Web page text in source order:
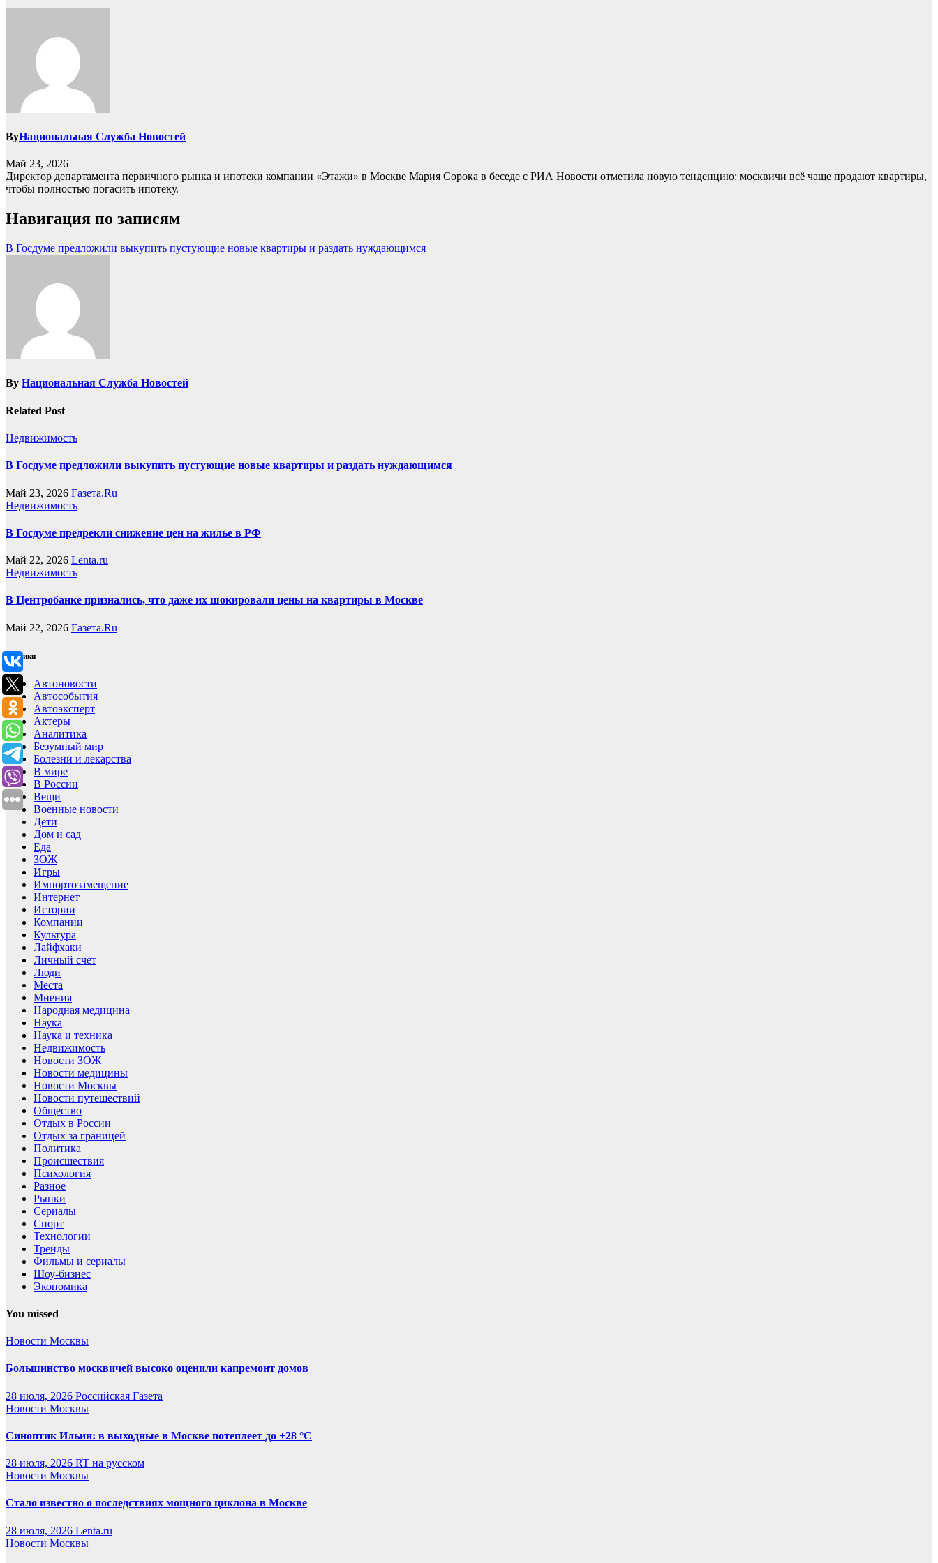
ByНациональная Служба Новостей
Май 23, 2026
Директор департамента первичного рынка и ипотеки компании «Этажи» в Москве Мария Сорока в беседе с РИА Новости отметила новую тенденцию: москвичи всё чаще продают квартиры,
чтобы полностью погасить ипотеку.
Навигация по записям
В Госдуме предложили выкупить пустующие новые квартиры и раздать нуждающимся
By Национальная Служба Новостей
Related Post
Недвижимость
В Госдуме предложили выкупить пустующие новые квартиры и раздать нуждающимся
Май 23, 2026 Газета.Ru
Недвижимость
В Госдуме предрекли снижение цен на жилье в РФ
Май 22, 2026 Lenta.ru
Недвижимость
В Центробанке признались, что даже их шокировали цены на квартиры в Москве
Май 22, 2026 Газета.Ru
Рубрики
Автоновости
Автособытия
Автоэксперт
Актеры
Аналитика
Безумный мир
Болезни и лекарства
В мире
В России
Вещи
Военные новости
Дети
Дом и сад
Еда
ЗОЖ
Игры
Импортозамещение
Интернет
Истории
Компании
Культура
Лайфхаки
Личный счет
Люди
Места
Мнения
Народная медицина
Наука
Наука и техника
Недвижимость
Новости ЗОЖ
Новости медицины
Новости Москвы
Новости путешествий
Общество
Отдых в России
Отдых за границей
Политика
Происшествия
Психология
Разное
Рынки
Сериалы
Спорт
Технологии
Тренды
Фильмы и сериалы
Шоу-бизнес
Экономика
You missed
Новости Москвы
Большинство москвичей высоко оценили капремонт домов
28 июля, 2026 Российская Газета
Новости Москвы
Синоптик Ильин: в выходные в Москве потеплеет до +28 °C
28 июля, 2026 RT на русском
Новости Москвы
Стало известно о последствиях мощного циклона в Москве
28 июля, 2026 Lenta.ru
Новости Москвы